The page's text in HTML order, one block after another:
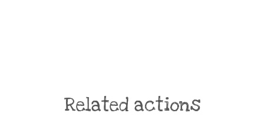
Related actions